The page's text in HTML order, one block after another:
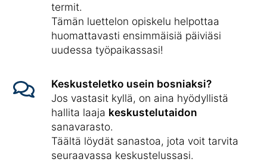
termit.
Tämän luettelon opiskelu helpottaa
huomattavasti ensimmäisiä päiviäsi
uudessa työpaikassasi!
Keskusteletko usein bosniaksi?
Jos vastasit kyllä, on aina hyödyllistä
hallita laaja keskustelutaidon
sanavarasto.
Täältä löydät sanastoa, jota voit tarvita
seuraavassa keskustelussasi.